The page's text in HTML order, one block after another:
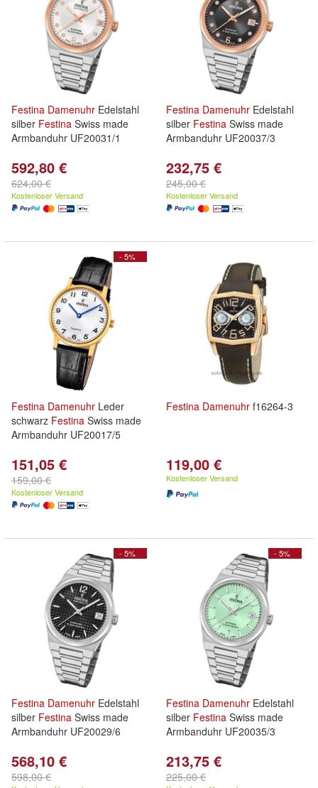
Festina Damenuhr Edelstahl
silber Festina Swiss made
Armbanduhr UF20031/1
592,80 €
624,00 €
Kostenloser Versand
Festina Damenuhr Edelstahl
silber Festina Swiss made
Armbanduhr UF20037/3
232,75 €
245,00 €
Kostenloser Versand
- 5%
Festina Damenuhr Leder
schwarz Festina Swiss made
Armbanduhr UF20017/5
151,05 €
159,00 €
Kostenloser Versand
Festina Damenuhr f16264-3
119,00 €
Kostenloser Versand
- 5%
Festina Damenuhr Edelstahl
silber Festina Swiss made
Armbanduhr UF20029/6
568,10 €
598,00 €
- 5%
Festina Damenuhr Edelstahl
silber Festina Swiss made
Armbanduhr UF20035/3
213,75 €
225,00 €